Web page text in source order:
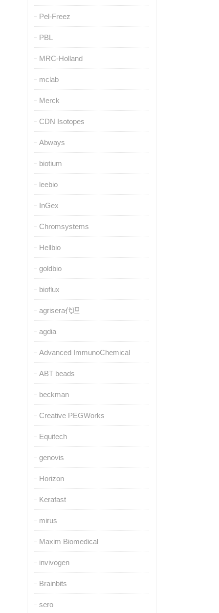
Pel-Freez
PBL
MRC-Holland
mclab
Merck
CDN Isotopes
Abways
biotium
leebio
InGex
Chromsystems
Hellbio
goldbio
bioflux
agrisera代理
agdia
Advanced ImmunoChemical
ABT beads
beckman
Creative PEGWorks
Equitech
genovis
Horizon
Kerafast
mirus
Maxim Biomedical
invivogen
Brainbits
sero